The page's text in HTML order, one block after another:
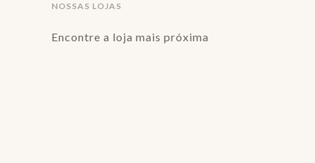
NOSSAS LOJAS
Encontre a loja mais próxima